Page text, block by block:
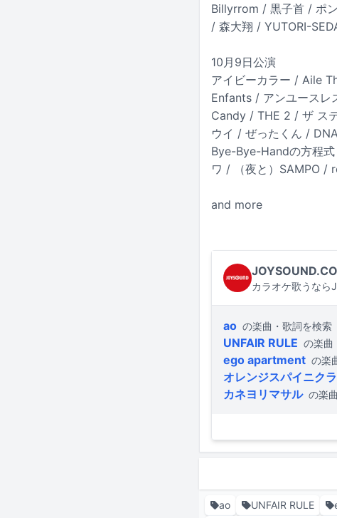
Billyrrom / 黒子首 / ポ
/ 森大翔 / YUTORI-
10月9日公演
アイビーカラー / Aile
Enfants / アンユース
Candy / THE 2 / ザ ス
ウイ / ぜったくん /
Bye-Bye-Handの方程
ワ / （夜と）SAMPO /
and more
カラオケ歌うなら
ao の楽曲・歌詞を検索
UNFAIR RULE の楽曲
ego apartment の楽
オレンジスパイニク
カネヨリマサル の楽
ao UNFAIR RULE